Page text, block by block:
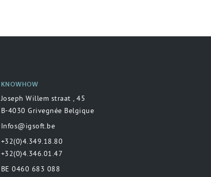
KNOWHOW
Joseph Willem straat , 45
B-4030 Grivegnée Belgique
Infos@igsoft.be
+32(0)4.349.18.80
+32(0)4.346.01.47
BE 0460 683 088